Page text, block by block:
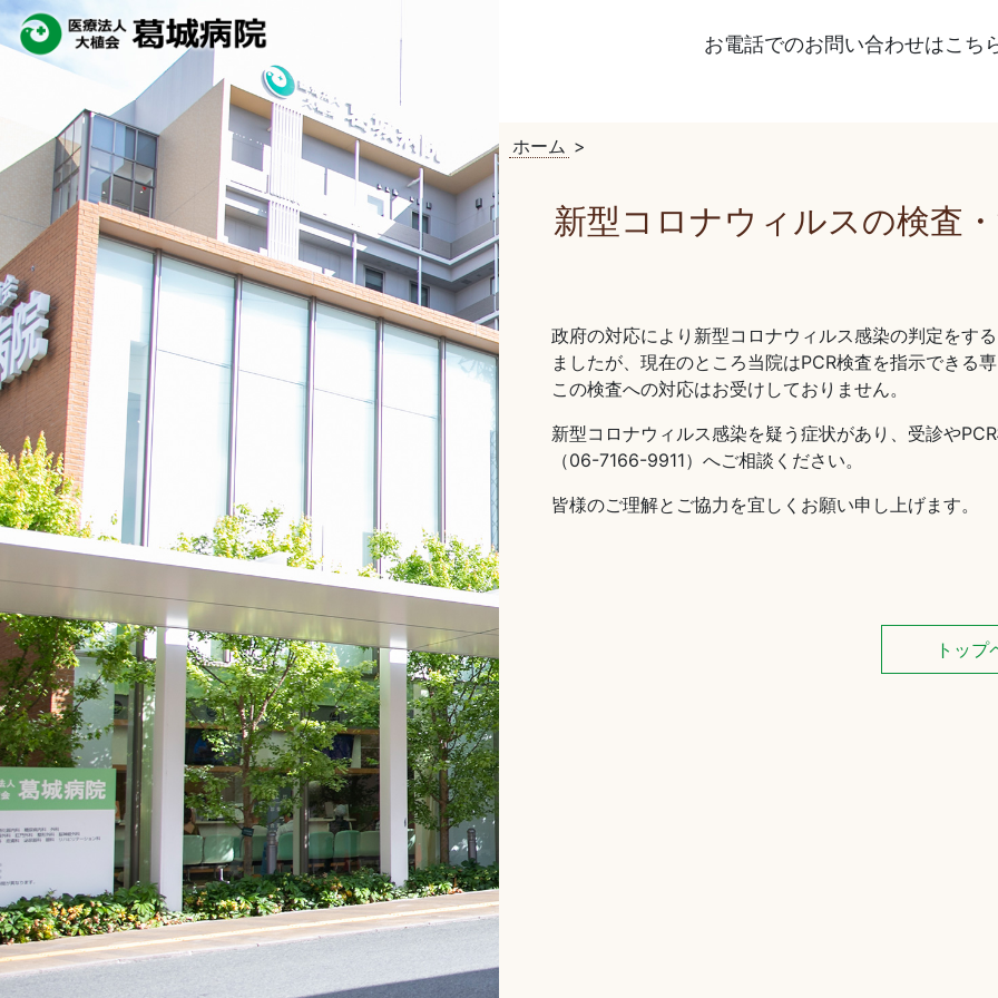
お電話でのお問い合わせはこち
ホーム >
新型コロナウィルスの検査
政府の対応により新型コロナウィルス感染の判定をす
ましたが、現在のところ当院はPCR検査を指示できる
この検査への対応はお受けしておりません。
新型コロナウィルス感染を疑う症状があり、受診や
（06-7166-9911）へご相談ください。
皆様のご理解とご協力を宜しくお願い申し上げます。
トップ